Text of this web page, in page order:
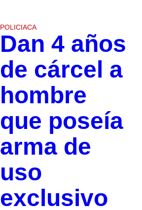
POLICIACA
Dan 4 años
de cárcel a
hombre
que poseía
arma de
uso
exclusivo